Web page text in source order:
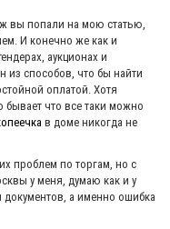
вы попали на мою статью,
И конечно же как и
аукционах и
из способов, что бы найти
оплатой. Хотя
что все таки можно
в доме никогда не
проблем по торгам, но с
у меня, думаю как и у
а именно ошибка